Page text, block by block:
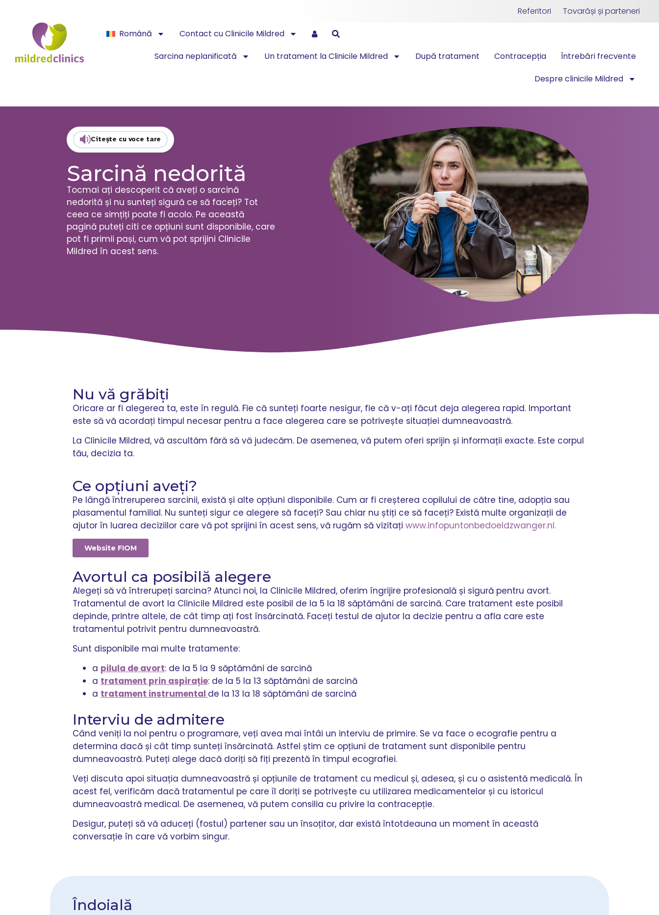
Referitori
Tovarăși și parteneri
Română
Contact cu Clinicile Mildred
Sarcina neplanificată
Un tratament la Clinicile Mildred După tratament Contracepția
Întrebări frecvente
Despre clinicile Mildred
Citește cu voce tare
Sarcină nedorită
Tocmai ați descoperit că aveți o sarcină
nedorită și nu sunteți sigură ce să faceți? Tot
ceea ce simțiți poate fi acolo. Pe această
pagină puteți citi ce opțiuni sunt disponibile, care
pot fi primii pași, cum vă pot sprijini Clinicile
Mildred în acest sens.
Nu vă grăbiți
Oricare ar fi alegerea ta, este în regulă. Fie că sunteți foarte nesigur, fie că v-ați făcut deja alegerea rapid. Important
este să vă acordați timpul necesar pentru a face alegerea care se potrivește situației dumneavoastră.
La Clinicile Mildred, vă ascultăm fără să vă judecăm. De asemenea, vă putem oferi sprijin și informații exacte. Este corpul
tău, decizia ta.
Ce opțiuni aveți?
Pe lângă întreruperea sarcinii, există și alte opțiuni disponibile. Cum ar fi creșterea copilului de către tine, adopția sau
plasamentul familial. Nu sunteți sigur ce alegere să faceți? Sau chiar nu știți ce să faceți? Există multe organizații de
ajutor în luarea deciziilor care vă pot sprijini în acest sens, vă rugăm să vizitați www.infopuntonbedoeldzwanger.nl.
Website FIOM
Avortul ca posibilă alegere
Alegeți să vă întrerupeți sarcina? Atunci noi, la Clinicile Mildred, oferim îngrijire profesională și sigură pentru avort.
Tratamentul de avort la Clinicile Mildred este posibil de la 5 la 18 săptămâni de sarcină. Care tratament este posibil
depinde, printre altele, de cât timp ați fost însărcinată. Faceți testul de ajutor la decizie pentru a afla care este
tratamentul potrivit pentru dumneavoastră.
Sunt disponibile mai multe tratamente:
a pilula de avort: de la 5 la 9 săptămâni de sarcină
a tratament prin aspirație: de la 5 la 13 săptămâni de sarcină
a tratament instrumental de la 13 la 18 săptămâni de sarcină
Interviu de admitere
Când veniți la noi pentru o programare, veți avea mai întâi un interviu de primire. Se va face o ecografie pentru a
determina dacă și cât timp sunteți însărcinată. Astfel știm ce opțiuni de tratament sunt disponibile pentru
dumneavoastră. Puteți alege dacă doriți să fiți prezentă în timpul ecografiei.
Veți discuta apoi situația dumneavoastră și opțiunile de tratament cu medicul și, adesea, și cu o asistentă medicală. În
acest fel, verificăm dacă tratamentul pe care îl doriți se potrivește cu utilizarea medicamentelor și cu istoricul
dumneavoastră medical. De asemenea, vă putem consilia cu privire la contracepție.
Desigur, puteți să vă aduceți (fostul) partener sau un însoțitor, dar există întotdeauna un moment în această
conversație în care vă vorbim singur.
Îndoială